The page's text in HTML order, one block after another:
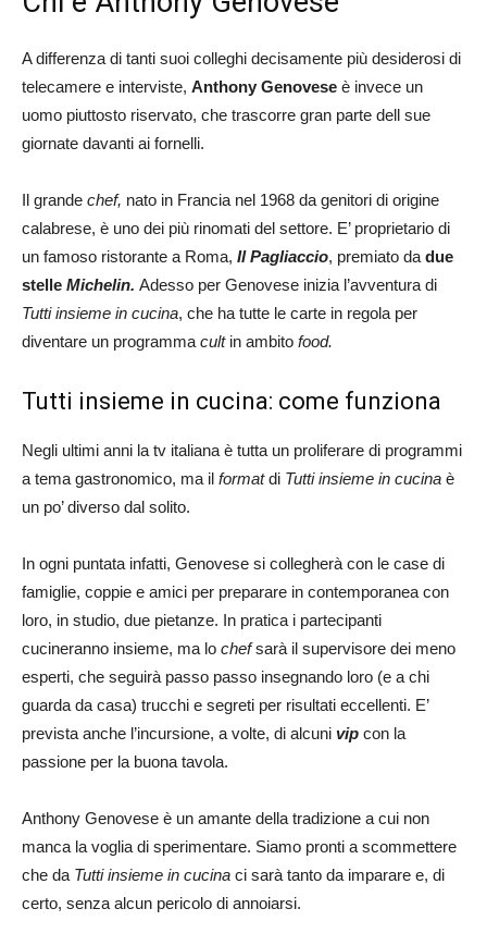
A differenza di tanti suoi colleghi decisamente più desiderosi di
telecamere e interviste, Anthony Genovese è invece un
uomo piuttosto riservato, che trascorre gran parte dell sue
giornate davanti ai fornelli.
Il grande chef, nato in Francia nel 1968 da genitori di origine
calabrese, è uno dei più rinomati del settore. E’ proprietario di
un famoso ristorante a Roma, Il Pagliaccio, premiato da due
stelle Michelin. Adesso per Genovese inizia l’avventura di
Tutti insieme in cucina, che ha tutte le carte in regola per
diventare un programma cultin ambito food.
Tutti insieme in cucina: come funziona
Negli ultimi anni la tv italiana è tutta un proliferare di programmi
a tema gastronomico, ma il formatdi Tutti insieme in cucina è
un po’ diverso dal solito.
In ogni puntata infatti, Genovese si collegherà con le case di
famiglie, coppie e amici per preparare in contemporanea con
loro, in studio, due pietanze. In pratica i partecipanti
cucineranno insieme, ma lo chefsarà il supervisore dei meno
esperti, che seguirà passo passo insegnando loro (e a chi
guarda da casa) trucchi e segreti per risultati eccellenti. E’
prevista anche l’incursione, a volte, di alcuni vip con la
passione per la buona tavola.
Anthony Genovese è un amante della tradizione a cui non
manca la voglia di sperimentare. Siamo pronti a scommettere
che da Tutti insieme in cucina ci sarà tanto da imparare e, di
certo, senza alcun pericolo di annoiarsi.